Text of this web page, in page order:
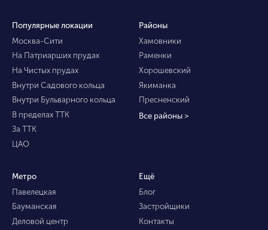
Популярные локации
Москва-Сити
На Патриарших прудах
На Чистых прудах
Внутри Садового кольца
Внутри Бульварного кольца
В пределах ТТК
За ТТК
ЦАО
Районы
Хамовники
Раменки
Хорошевский
Якиманка
Пресненский
Все районы >
Метро
Павелецкая
Бауманская
Деловой центр
Ещё
Блог
Застройщики
Контакты